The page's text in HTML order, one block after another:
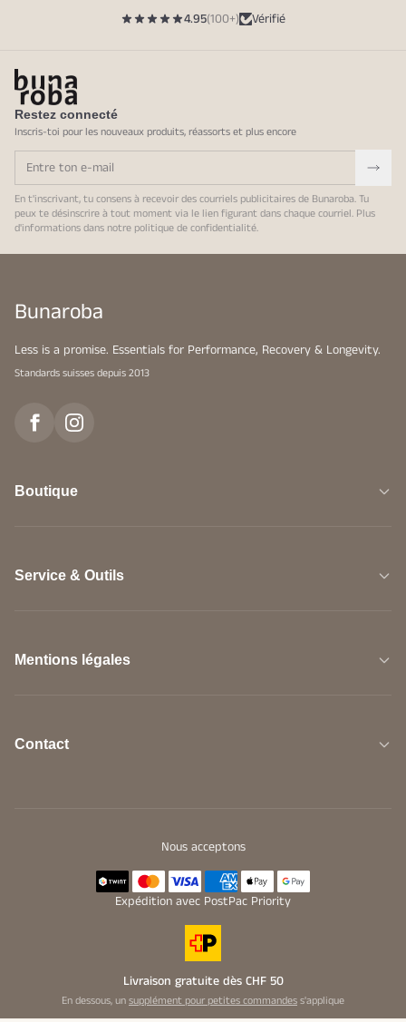
4.95(100+) Vérifié
Restez connecté
Inscris-toi pour les nouveaux produits, réassorts et plus encore
En t'inscrivant, tu consens à recevoir des courriels publicitaires de Bunaroba. Tu
peux te désinscrire à tout moment via le lien figurant dans chaque courriel. Plus
d'informations dans notre politique de confidentialité.
Bunaroba
Less is a promise. Essentials for Performance, Recovery & Longevity.
Standards suisses depuis 2013
Boutique
Service & Outils
Mentions légales
Contact
Nous acceptons
Expédition avec PostPac Priority
Livraison gratuite dès CHF 50
En dessous, unsupplément pour petites commandess'applique